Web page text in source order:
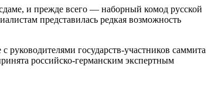
и прежде всего — наборный комод русской
представилась редкая возможность
государств-участников саммита
российско-германским экспертным